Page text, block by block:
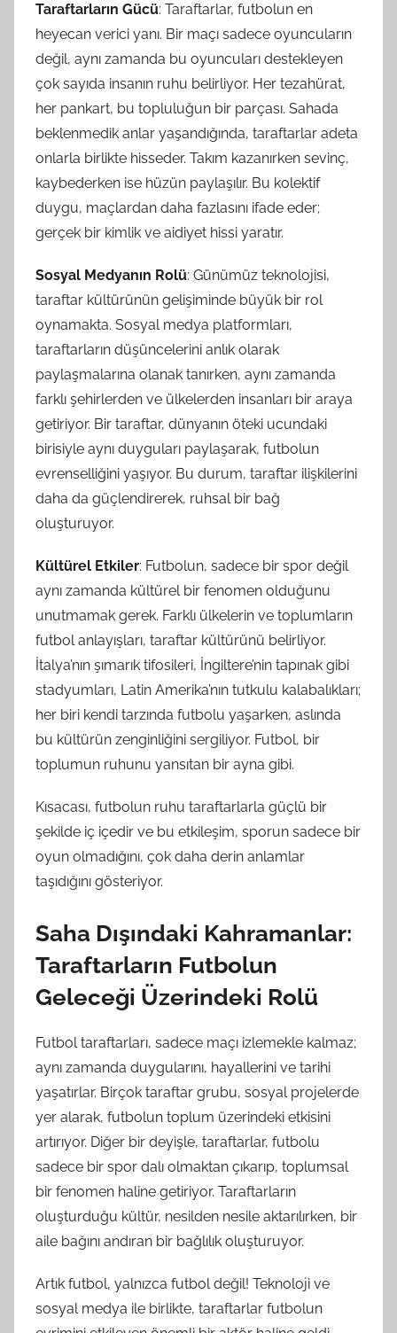
Taraftarların Gücü: Taraftarlar, futbolun en
heyecan verici yanı. Bir maçı sadece oyuncuların
değil, aynı zamanda bu oyuncuları destekleyen
çok sayıda insanın ruhu belirliyor. Her tezahürat,
her pankart, bu topluluğun bir parçası. Sahada
beklenmedik anlar yaşandığında, taraftarlar adeta
onlarla birlikte hisseder. Takım kazanırken sevinç,
kaybederken ise hüzün paylaşılır. Bu kolektif
duygu, maçlardan daha fazlasını ifade eder;
gerçek bir kimlik ve aidiyet hissi yaratır.
Sosyal Medyanın Rolü: Günümüz teknolojisi,
taraftar kültürünün gelişiminde büyük bir rol
oynamakta. Sosyal medya platformları,
taraftarların düşüncelerini anlık olarak
paylaşmalarına olanak tanırken, aynı zamanda
farklı şehirlerden ve ülkelerden insanları bir araya
getiriyor. Bir taraftar, dünyanın öteki ucundaki
birisiyle aynı duyguları paylaşarak, futbolun
evrenselliğini yaşıyor. Bu durum, taraftar ilişkilerini
daha da güçlendirerek, ruhsal bir bağ
oluşturuyor.
Kültürel Etkiler: Futbolun, sadece bir spor değil
aynı zamanda kültürel bir fenomen olduğunu
unutmamak gerek. Farklı ülkelerin ve toplumların
futbol anlayışları, taraftar kültürünü belirliyor.
İtalya’nın şımarık tifosileri, İngiltere’nin tapınak gibi
stadyumları, Latin Amerika’nın tutkulu kalabalıkları;
her biri kendi tarzında futbolu yaşarken, aslında
bu kültürün zenginliğini sergiliyor. Futbol, bir
toplumun ruhunu yansıtan bir ayna gibi.
Kısacası, futbolun ruhu taraftarlarla güçlü bir
şekilde iç içedir ve bu etkileşim, sporun sadece bir
oyun olmadığını, çok daha derin anlamlar
taşıdığını gösteriyor.
Saha Dışındaki Kahramanlar:
Taraftarların Futbolun
Geleceği Üzerindeki Rolü
Futbol taraftarları, sadece maçı izlemekle kalmaz;
aynı zamanda duygularını, hayallerini ve tarihi
yaşatırlar. Birçok taraftar grubu, sosyal projelerde
yer alarak, futbolun toplum üzerindeki etkisini
artırıyor. Diğer bir deyişle, taraftarlar, futbolu
sadece bir spor dalı olmaktan çıkarıp, toplumsal
bir fenomen haline getiriyor. Taraftarların
oluşturduğu kültür, nesilden nesile aktarılırken, bir
aile bağını andıran bir bağlılık oluşturuyor.
Artık futbol, yalnızca futbol değil! Teknoloji ve
sosyal medya ile birlikte, taraftarlar futbolun